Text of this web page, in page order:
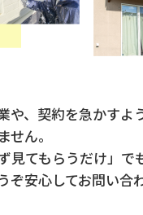
や、契約を急かすよ
せん。
見てもらうだけ」で
ぞ安心してお問い合